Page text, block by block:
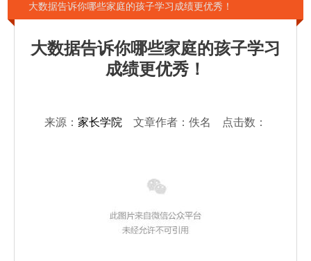
大数据告诉你哪些家庭的孩子学习成绩更优秀！
大数据告诉你哪些家庭的孩子学习
成绩更优秀！
来源： 家长学院 文章作者：佚名 点击数：